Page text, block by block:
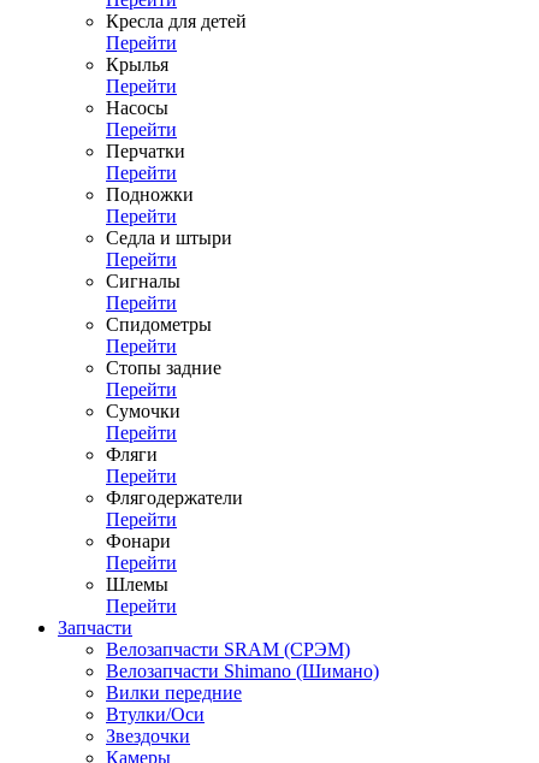
Кресла для детей
Перейти
Крылья
Перейти
Насосы
Перейти
Перчатки
Перейти
Подножки
Перейти
Седла и штыри
Перейти
Сигналы
Перейти
Спидометры
Перейти
Стопы задние
Перейти
Сумочки
Перейти
Фляги
Перейти
Флягодержатели
Перейти
Фонари
Перейти
Шлемы
Перейти
Запчасти
Велозапчасти SRAM (СРЭМ)
Велозапчасти Shimano (Шимано)
Вилки передние
Втулки/Оси
Звездочки
Камеры